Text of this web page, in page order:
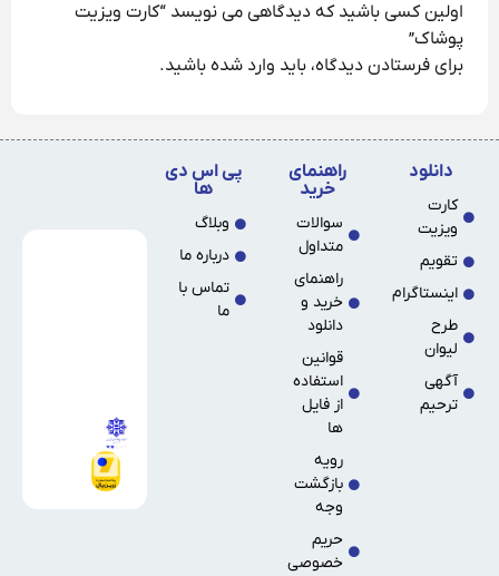
اولین کسی باشید که دیدگاهی می نویسد “کارت ویزیت
پوشاک”
برای فرستادن دیدگاه، باید وارد شده باشید.
دانلود
کارت
ویزیت
تقویم
اینستاگرام
طرح
لیوان
آگهی
ترحیم
راهنمای
خرید
سوالات
متداول
راهنمای
خرید و
دانلود
قوانین
استفاده
از فایل
ها
رویه
بازگشت
وجه
حریم
خصوصی
پی اس دی
ها
وبلاگ
درباره ما
تماس با
ما